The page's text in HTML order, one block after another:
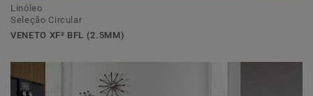
Linóleo
Seleção Circular
VENETO XF² BFL (2.5MM)